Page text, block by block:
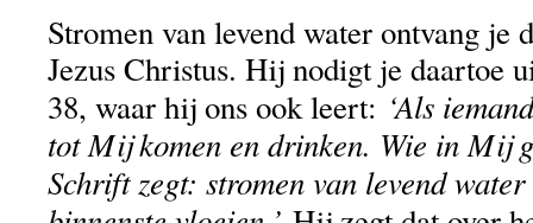
Stromen van levend water ontvang je
Jezus Christus. Hij nodigt je daartoe
38, waar hij ons ook leert: ‘Als
tot Mij komen en drinken. Wie in Mij
Schrift zegt: stromen van levend